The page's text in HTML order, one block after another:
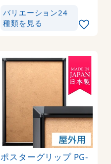
バリエーション24
種類を見る
ポスターグリップ PG-